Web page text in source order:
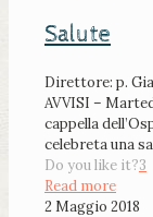
Salute
Direttore: p.
AVVISI –
cappella
celebreta una
Do you like it?3
Read more
2 Maggio 2018